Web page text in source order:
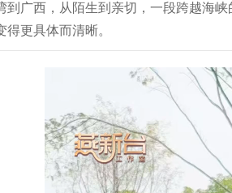
到广西，从陌生到亲切，一段跨越海
更具体而清晰。